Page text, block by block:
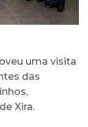
uma visita
das
Xira.